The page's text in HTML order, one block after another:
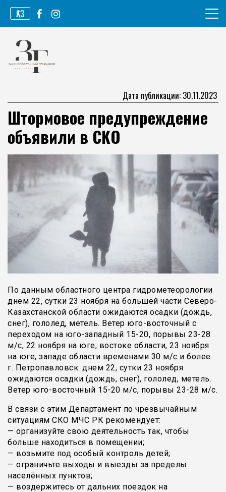
Перейти
содержимому
ҚАЗ
Законопослушный гражданин
Дата публикации: 30.11.2023
Штормовое предупреждение
объявили в СКО
По данным областного центра гидрометеорологии
днем 22, сутки 23 ноября на большей части Северо-
Казахстанской области ожидаются осадки (дождь,
снег), гололед, метель. Ветер юго-восточный с
переходом на юго-западный 15-20, порывы 23-28
м/с, 22 ноября на юге, востоке области, 23 ноября
на юге, западе области временами 30 м/с и более.
г. Петропавловск: днем 22, сутки 23 ноября
ожидаются осадки (дождь, снег), гололед, метель.
Ветер юго-восточный 15-20 м/с, порывы 23-28 м/с.
В связи с этим Департамент по чрезвычайным
ситуациям СКО МЧС РК рекомендует:
— организуйте свою деятельность так, чтобы
больше находиться в помещении;
— возьмите под особый контроль детей;
— ограничьте выходы и выезды за пределы
населённых пунктов;
— воздержитесь от дальних поездок на